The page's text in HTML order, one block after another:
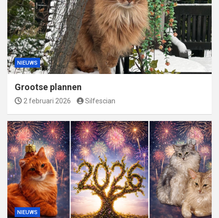
NIEUWS
Grootse plannen
2 februari 2026 Silfescian
NIEUWS